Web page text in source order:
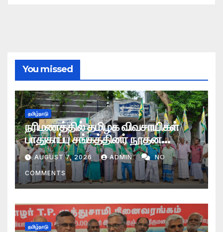
You missed
தமிழ்நாடு
நரிமணத்தில் தமிழக விவசாயிகள்
பாதுகாப்பு சங்கத்தினர் நூதன
ஆர்ப்பாட்டம்
AUGUST 7, 2026 ADMIN NO
COMMENTS
தமிழ்நாடு